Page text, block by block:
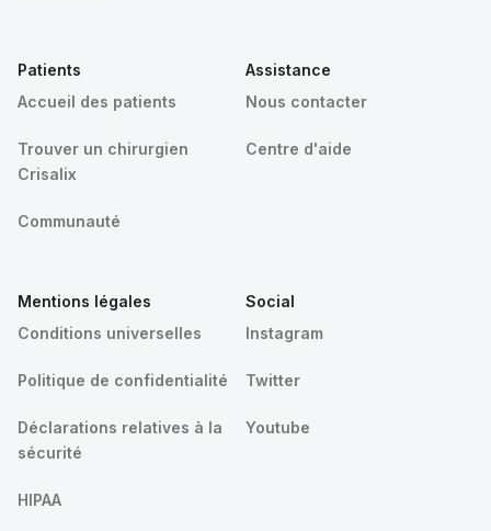
Patients
Accueil des patients
Trouver un chirurgien
Crisalix
Communauté
Assistance
Nous contacter
Centre d'aide
Mentions légales
Conditions universelles
Politique de confidentialité
Déclarations relatives à la
sécurité
HIPAA
Social
Instagram
Twitter
Youtube